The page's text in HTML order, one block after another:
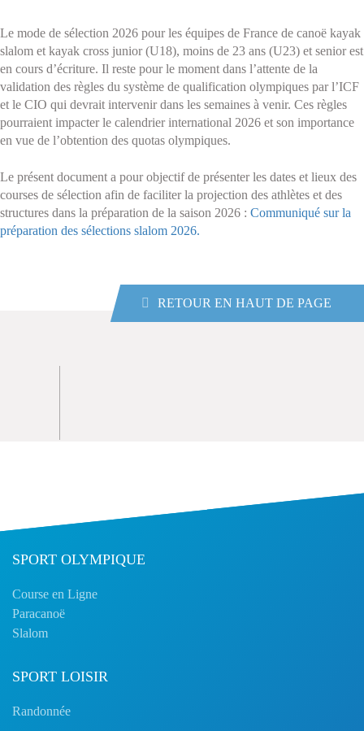
Le mode de sélection 2026 pour les équipes de France de canoë kayak
slalom et kayak cross junior (U18), moins de 23 ans (U23) et senior est
en cours d’écriture. Il reste pour le moment dans l’attente de la
validation des règles du système de qualification olympiques par l’ICF
et le CIO qui devrait intervenir dans les semaines à venir. Ces règles
pourraient impacter le calendrier international 2026 et son importance
en vue de l’obtention des quotas olympiques.
Le présent document a pour objectif de présenter les dates et lieux des
courses de sélection afin de faciliter la projection des athlètes et des
structures dans la préparation de la saison 2026 : Communiqué sur la
préparation des sélections slalom 2026.
RETOUR EN HAUT DE PAGE
SPORT OLYMPIQUE
Course en Ligne
Paracanoë
Slalom
SPORT LOISIR
Randonnée